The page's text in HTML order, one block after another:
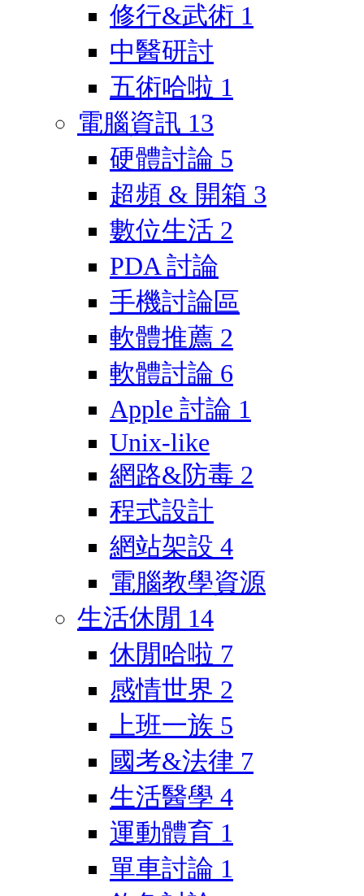
修行&武術 1
中醫研討
五術哈啦 1
電腦資訊 13
硬體討論 5
超頻 & 開箱 3
數位生活 2
PDA 討論
手機討論區
軟體推薦 2
軟體討論 6
Apple 討論 1
Unix-like
網路&防毒 2
程式設計
網站架設 4
電腦教學資源
生活休閒 14
休閒哈啦 7
感情世界 2
上班一族 5
國考&法律 7
生活醫學 4
運動體育 1
單車討論 1